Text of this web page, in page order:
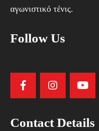
αγωνιστικό τένις.
Follow Us
Contact Details